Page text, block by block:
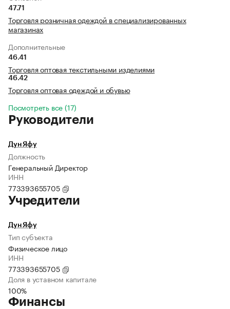
47.71
Торговля розничная одеждой в специализированных
магазинах
Дополнительные
46.41
Торговля оптовая текстильными изделиями
46.42
Торговля оптовая одеждой и обувью
Посмотреть все (17)
Руководители
Дун Яфу
Должность
Генеральный Директор
ИНН
773393655705
Учредители
Дун Яфу
Тип субъекта
Физическое лицо
ИНН
773393655705
Доля в уставном капитале
100%
Финансы